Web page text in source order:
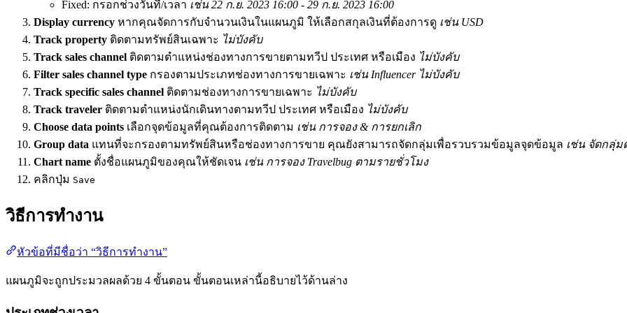
Fixed: กรอกช่วงวันที่/เวลา เช่น 22 ก.ย. 2023 16:00 - 29 ก.ย. 2023 16:00
Display currency หากคุณจัดการกับจำนวนเงินในแผนภูมิ ให้เลือกสกุลเงินที่ต้องการดู เช่น USD
Track property ติดตามทรัพย์สินเฉพาะ ไม่บังคับ
Track sales channel ติดตามตำแหน่งช่องทางการขายตามทวีป ประเทศ หรือเมือง ไม่บังคับ
Filter sales channel type กรองตามประเภทช่องทางการขายเฉพาะ เช่น Influencer ไม่บังคับ
Track specific sales channel ติดตามช่องทางการขายเฉพาะ ไม่บังคับ
Track traveler ติดตามตำแหน่งนักเดินทางตามทวีป ประเทศ หรือเมือง ไม่บังคับ
Choose data points เลือกจุดข้อมูลที่คุณต้องการติดตาม เช่น การจอง & การยกเลิก
Group data แทนที่จะกรองตามทรัพย์สินหรือช่องทางการขาย คุณยังสามารถจัดกลุ่มเพื่อรวบรวมข้อมูลจุดข้อมูล เช่น จัดกลุ่ม
Chart name ตั้งชื่อแผนภูมิของคุณให้ชัดเจน เช่น การจอง Travelbug ตามรายชั่วโมง
คลิกปุ่ม Save
วิธีการทำงาน
หัวข้อที่มีชื่อว่า “วิธีการทำงาน”
แผนภูมิจะถูกประมวลผลด้วย 4 ขั้นตอน ขั้นตอนเหล่านี้อธิบายไว้ด้านล่าง